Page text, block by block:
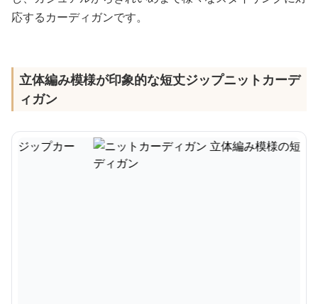
応するカーディガンです。
立体編み模様が印象的な短丈ジップニットカーデ
ィガン